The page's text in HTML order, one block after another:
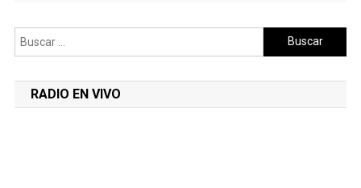
Buscar:
RADIO EN VIVO